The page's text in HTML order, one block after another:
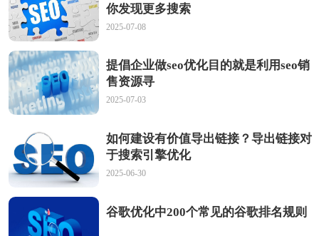
你发现更多搜索
2025-07-08
提倡企业做seo优化目的就是利用seo销
售资源寻
2025-07-03
如何建设有价值导出链接？导出链接对
于搜索引擎优化
2025-06-30
谷歌优化中200个常见的谷歌排名规则